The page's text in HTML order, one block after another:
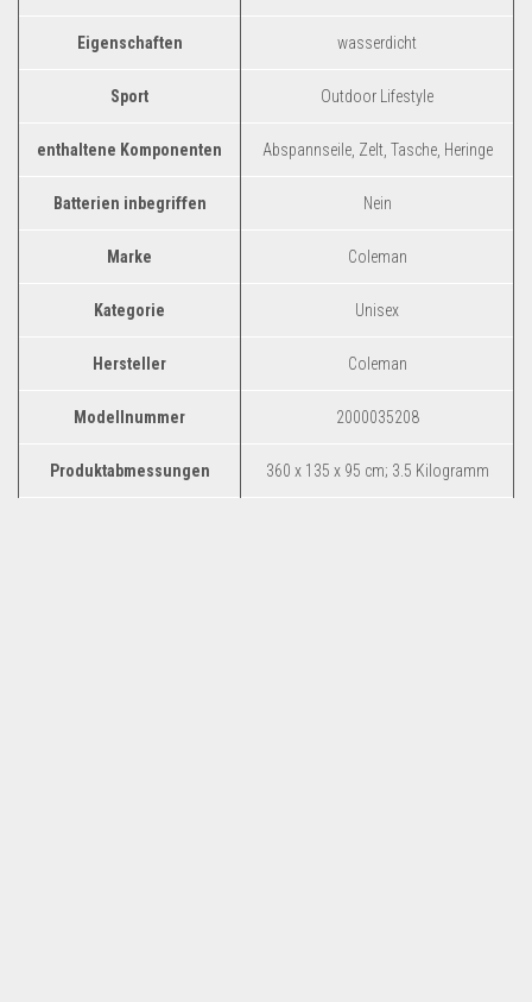
Anmelden
Kostenlos Registrieren
Newsletter
Eigenschaften ‎wasserdicht
Sport ‎Outdoor Lifestyle
enthaltene Komponenten ‎Abspannseile, Zelt, Tasche, Heringe
Batterien inbegriffen ‎Nein
Marke ‎Coleman
Kategorie ‎Unisex
Hersteller ‎Coleman
Modellnummer ‎2000035208
Produktabmessungen ‎360 x 135 x 95 cm; 3.5 Kilogramm